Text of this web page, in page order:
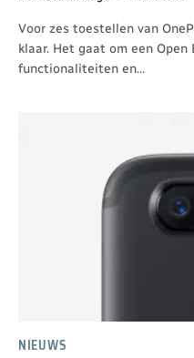
Voor zes toestellen van
klaar. Het gaat om een Open
functionaliteiten en…
NIEUWS